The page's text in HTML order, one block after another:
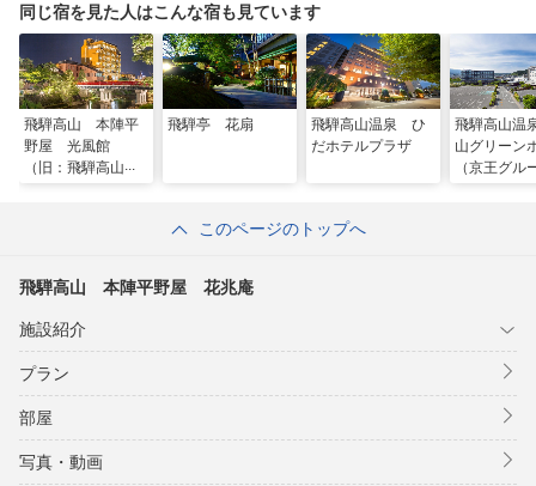
同じ宿を見た人はこんな宿も見ています
飛騨高山 本陣平
野屋 光風館
（旧：飛騨高山
飛騨亭 花扇
飛騨高山温泉 ひ
だホテルプラザ
飛騨高山
山グリーン
（京王グル
このページのトップへ
飛騨高山 本陣平野屋 花兆庵
施設紹介
プラン
部屋
写真・動画